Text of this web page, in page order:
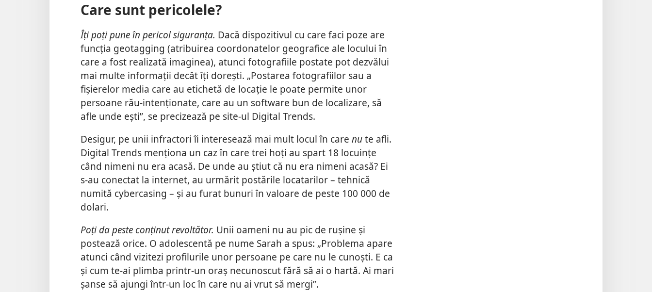
Care sunt pericolele?
Îți poți pune în pericol siguranța. Dacă dispozitivul cu care faci poze are
funcția geotagging (atribuirea coordonatelor geografice ale locului în
care a fost realizată imaginea), atunci fotografiile postate pot dezvălui
mai multe informații decât îți dorești. „Postarea fotografiilor sau a
fișierelor media care au etichetă de locație le poate permite unor
persoane rău-intenționate, care au un software bun de localizare, să
afle unde ești”, se precizează pe site-ul Digital Trends.
Desigur, pe unii infractori îi interesează mai mult locul în care nute afli.
Digital Trends menționa un caz în care trei hoți au spart 18 locuințe
când nimeni nu era acasă. De unde au știut că nu era nimeni acasă? Ei
s-au conectat la internet, au urmărit postările locatarilor – tehnică
numită cybercasing – și au furat bunuri în valoare de peste 100 000 de
dolari.
Poți da peste conținut revoltător. Unii oameni nu au pic de rușine și
postează orice. O adolescentă pe nume Sarah a spus: „Problema apare
atunci când vizitezi profilurile unor persoane pe care nu le cunoști. E ca
și cum te-ai plimba printr-un oraș necunoscut fără să ai o hartă. Ai mari
șanse să ajungi într-un loc în care nu ai vrut să mergi”.